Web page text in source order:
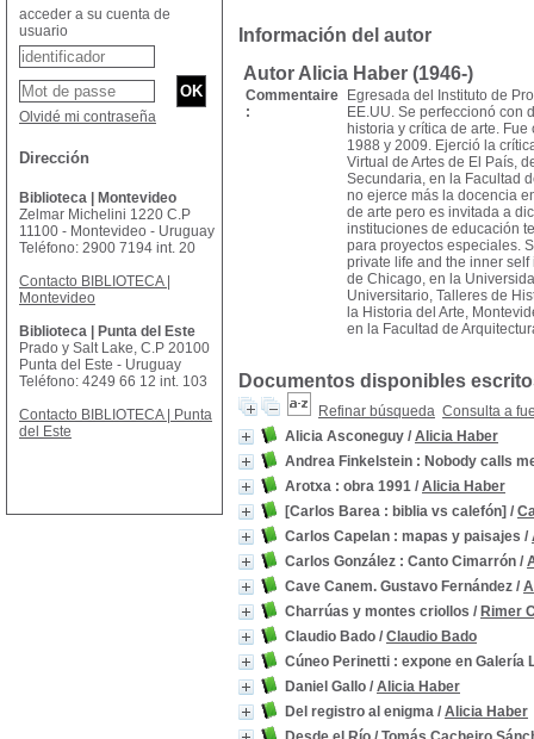
Información del autor
Autor Alicia Haber (1946-)
Commentaire
:
Egresada del Instituto de
EE.UU. Se perfeccionó con
historia y crítica de arte.​
1988 y 2009. Ejerció la
Virtual de Artes de El País,
Secundaria, en la Facultad
no ejerce más la docencia
de arte pero es invitada a
instituciones de educación
para proyectos especiales.
private life and the inner
de Chicago, en la
Universitario, Talleres de
la Historia del Arte,
en la Facultad de
Documentos disponibles
Refinar búsqueda Consulta a
Alicia Asconeguy / Alicia Haber
Andrea Finkelstein : Nobody calls
Arotxa : obra 1991 / Alicia Haber
[Carlos Barea : biblia vs calefón] /
Carlos Capelan : mapas y paisajes /
Carlos González : Canto Cimarrón /
Cave Canem. Gustavo Fernández /
Charrúas y montes criollos / Rimer
Claudio Bado / Claudio Bado
Cúneo Perinetti : expone en Galería
Daniel Gallo / Alicia Haber
Del registro al enigma / Alicia Haber
acceder a su cuenta de
usuario
Olvidé mi contraseña
Dirección
Biblioteca | Montevideo
Zelmar Michelini 1220 C.P
11100 - Montevideo - Uruguay
Teléfono: 2900 7194 int. 20
Contacto BIBLIOTECA |
Montevideo
Biblioteca | Punta del Este
Prado y Salt Lake, C.P 20100
Punta del Este - Uruguay
Teléfono: 4249 66 12 int. 103
Contacto BIBLIOTECA | Punta
del Este